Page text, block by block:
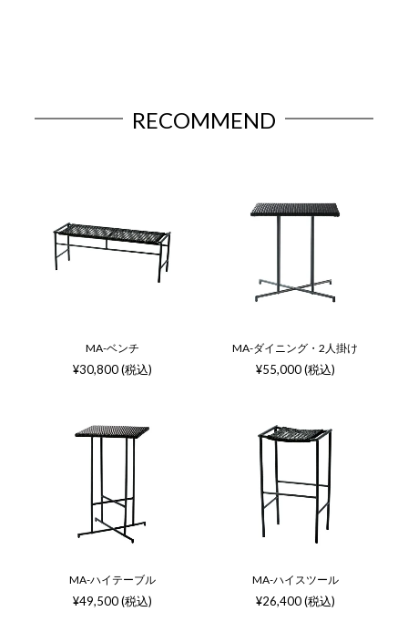
RECOMMEND
MA-ベンチ
¥30,800 (税込)
MA-ダイニング・2人掛け
¥55,000 (税込)
MA-ハイテーブル
¥49,500 (税込)
MA-ハイスツール
¥26,400 (税込)